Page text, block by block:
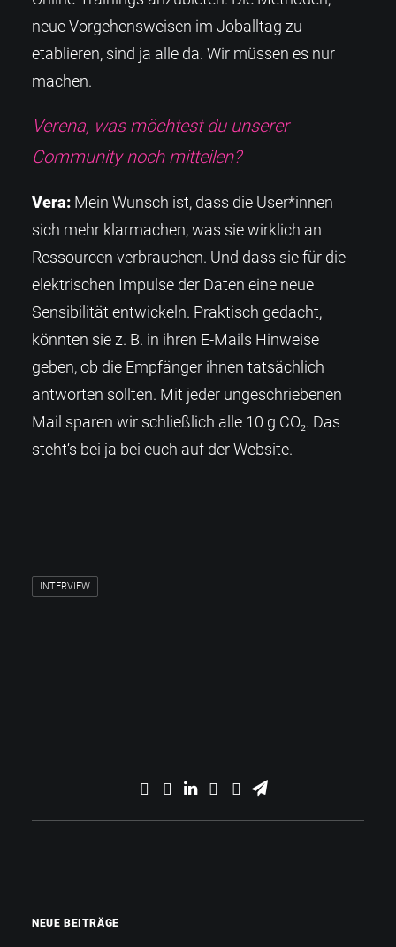
neue Vorgehensweisen im Joballtag zu
etablieren, sind ja alle da. Wir müssen es nur
machen.
Verena, was möchtest du unserer
Community noch mitteilen?
Vera: Mein Wunsch ist, dass die User*innen
sich mehr klarmachen, was sie wirklich an
Ressourcen verbrauchen. Und dass sie für die
elektrischen Impulse der Daten eine neue
Sensibilität entwickeln. Praktisch gedacht,
könnten sie z. B. in ihren E-Mails Hinweise
geben, ob die Empfänger ihnen tatsächlich
antworten sollten. Mit jeder ungeschriebenen
Mail sparen wir schließlich alle 10 g CO₂. Das
steht‘s bei ja bei euch auf der Website.
INTERVIEW
NEUE BEITRÄGE